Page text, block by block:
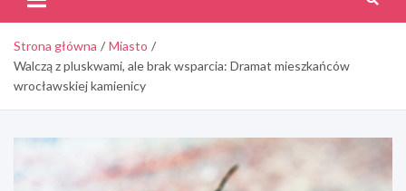
Strona główna
Miasto
Walczą z pluskwami, ale brak wsparcia: Dramat mieszkańców
wrocławskiej kamienicy